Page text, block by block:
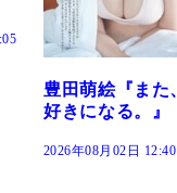
斎藤恭代
『BOUND』
2026年08月02日 12:35